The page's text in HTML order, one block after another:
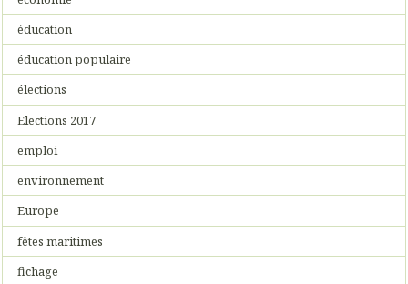
éducation
éducation populaire
élections
Elections 2017
emploi
environnement
Europe
fêtes maritimes
fichage